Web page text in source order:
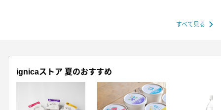
すべて見る
ignicaストア 夏のおすすめ